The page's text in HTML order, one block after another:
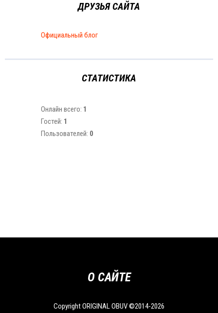
ДРУЗЬЯ САЙТА
Официальный блог
СТАТИСТИКА
Онлайн всего: 1
Гостей: 1
Пользователей: 0
О САЙТЕ
Copyright ORIGINAL OBUV ©2014-2026